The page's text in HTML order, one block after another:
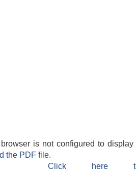
browser is not configured to
the PDF file.
Click here